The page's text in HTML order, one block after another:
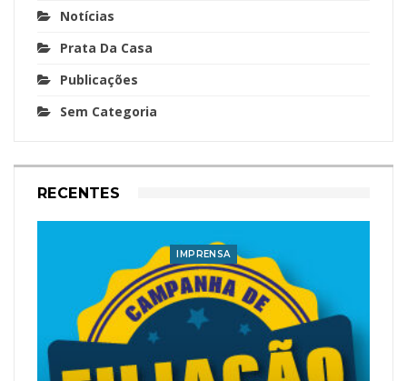
Notícias
Prata Da Casa
Publicações
Sem Categoria
RECENTES
IMPRENSA